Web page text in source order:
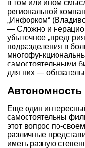
в том или ином
региональной
„Инфорком“
— Сложно и
убыточное
подразделения в
самостоятельными
для них —
Автономность
Еще один
самостоятельны
этот вопрос по-
различные
иметь разную